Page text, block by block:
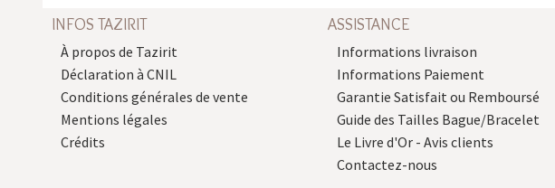
INFOS TAZIRIT
À propos de Tazirit
Déclaration à CNIL
Conditions générales de vente
Mentions légales
Crédits
ASSISTANCE
Informations livraison
Informations Paiement
Garantie Satisfait ou Remboursé
Guide des Tailles Bague/Bracelet
Le Livre d'Or - Avis clients
Contactez-nous